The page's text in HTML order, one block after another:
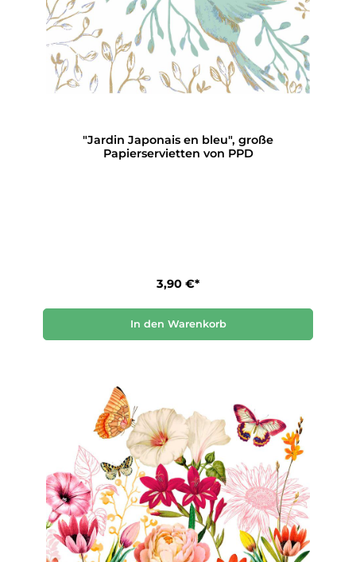
"Jardin Japonais en bleu", große
Papierservietten von PPD
3,90 €*
In den Warenkorb